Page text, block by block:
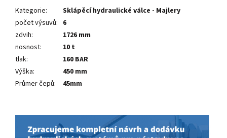
Kategorie:
Sklápěcí hydraulické válce - Majlery
počet výsuvů: 6
zdvih:
1726 mm
nosnost:
10 t
tlak:
160 BAR
Výška:
450 mm
Průmer čepů: 45mm